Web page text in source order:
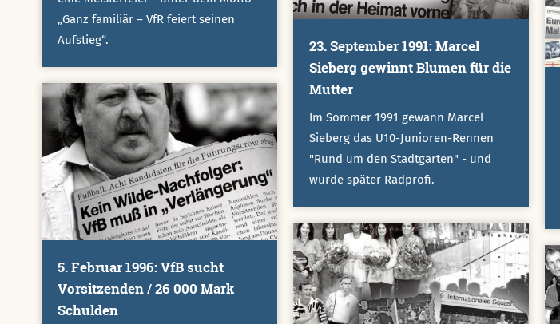
„Ganz familiär – VfR feiert seinen
Aufstieg“.
5. Februar 1996: VfB sucht
Vorsitzenden / 26 000 Mark
Schulden
23. September 1991: Marcel
Sieberg gewinnt Blumen für die
Mutter
Im Sommer 1991 gewann Marcel
Sieberg das U10-Junioren-Rennen
"Rund um den Stadtgarten" - und
wurde später Radprofi.